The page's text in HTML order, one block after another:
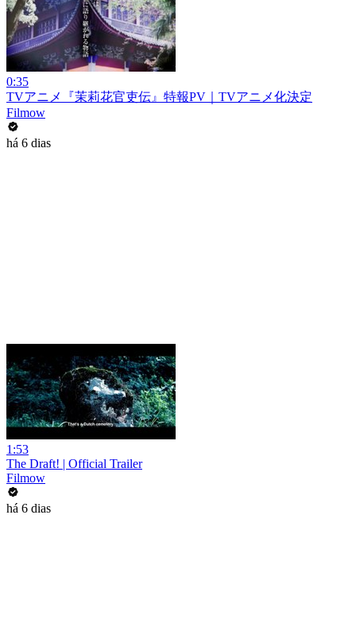
0:35
TVアニメ『茉莉花官吏伝』特報PV｜TVアニメ化決定
Filmow
há 6 dias
1:53
The Draft! | Official Trailer
Filmow
há 6 dias